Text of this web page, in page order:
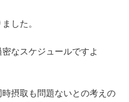
した。
なスケジュールですよ
摂取も問題ないとの考えの